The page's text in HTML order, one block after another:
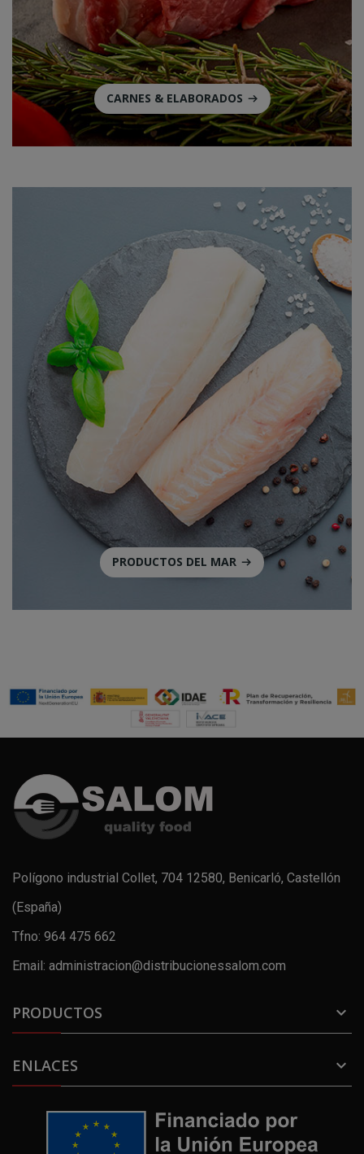
CARNES & ELABORADOS
PRODUCTOS DEL MAR
Polígono industrial Collet, 704 12580, Benicarló, Castellón
(España)
Tfno: 964 475 662
Email: administracion@distribucionessalom.com
PRODUCTOS 
ENLACES 